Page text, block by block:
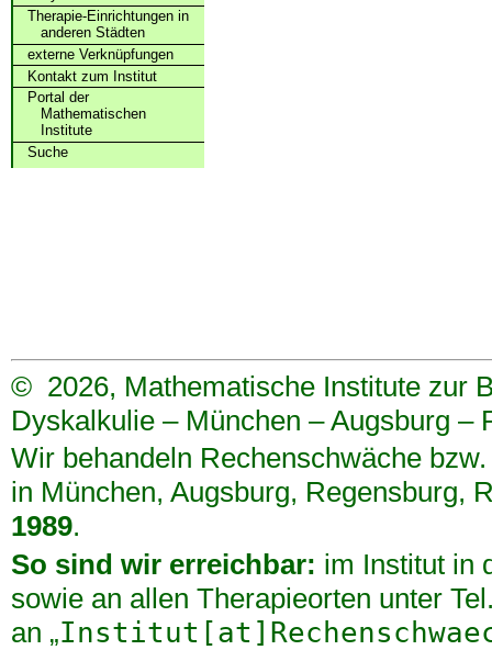
Therapie-Einrichtungen in
anderen Städten
externe Verknüpfungen
Kontakt zum Institut
Portal der
Mathematischen
Institute
Suche
©2026, Mathematische Institute zur
Dyskalkulie – München – Augsburg
Wir behandeln Rechenschwäche
in München, Augsburg, Regensburg,
1989.
So sind wir erreichbar: im Institut in
sowie an allen Therapieorten unter
an „